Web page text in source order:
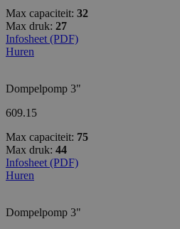
Max capaciteit: 32
Max druk: 27
Infosheet (PDF)
Huren
Dompelpomp 3"
609.15
Max capaciteit: 75
Max druk: 44
Infosheet (PDF)
Huren
Dompelpomp 3"